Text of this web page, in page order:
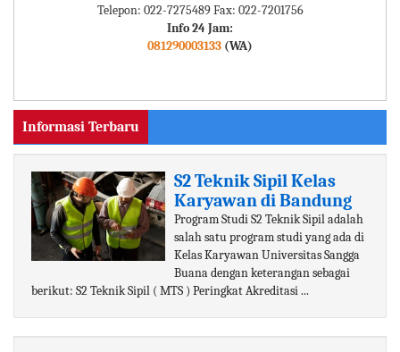
Telepon: 022-7275489 Fax: 022-7201756
Info 24 Jam:
081290003133 (WA)
Informasi Terbaru
S2 Teknik Sipil Kelas
Karyawan di Bandung
Program Studi S2 Teknik Sipil adalah
salah satu program studi yang ada di
Kelas Karyawan Universitas Sangga
Buana dengan keterangan sebagai
berikut: S2 Teknik Sipil ( MTS ) Peringkat Akreditasi ...